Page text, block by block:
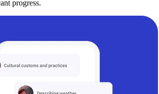
progress.